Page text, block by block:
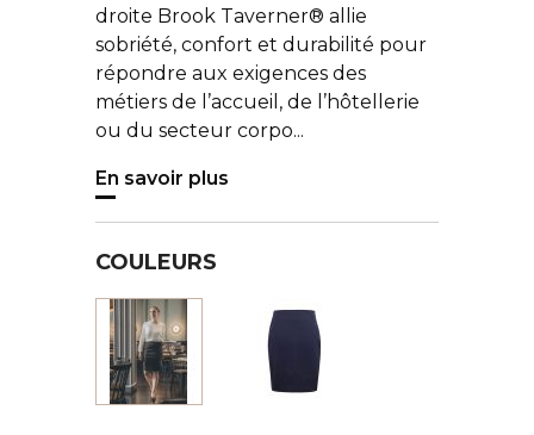
droite Brook Taverner® allie
sobriété, confort et durabilité pour
répondre aux exigences des
métiers de l’accueil, de l’hôtellerie
ou du secteur corpo...
En savoir plus
COULEURS